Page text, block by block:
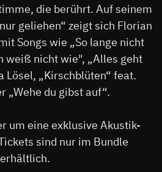
die berührt. Auf seinem
geliehen“ zeigt sich Florian
Songs wie „So lange nicht
weiß nicht wie", „Alles geht
Lösel, „Kirschblüten“ feat.
„Wehe du gibst auf“.
um eine exklusive Akustik-
sind nur im Bundle
erhältlich.